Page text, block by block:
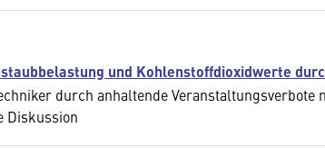
und Kohlenstoffdioxidwerte
durch anhaltende
Diskussion